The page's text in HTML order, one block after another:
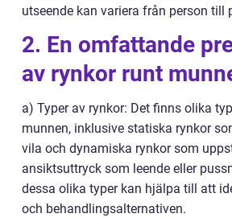
utseende kan variera från person till
2. En omfattande
av rynkor runt
a) Typer av rynkor: Det finns olika
munnen, inklusive statiska rynkor
vila och dynamiska rynkor som
ansiktsuttryck som leende eller
dessa olika typer kan hjälpa till att
och behandlingsalternativen.